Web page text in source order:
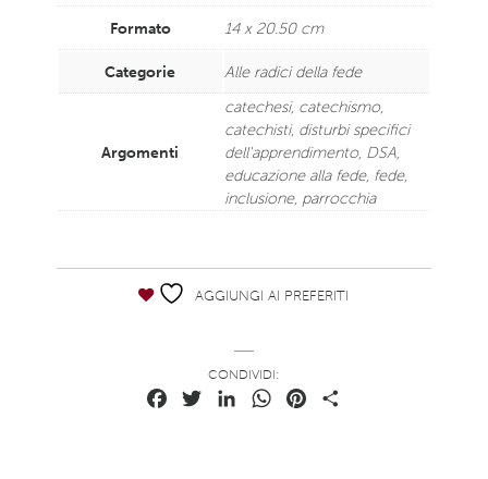
Formato 14 x 20.50 cm
Categorie Alle radici della fede
Argomenti
catechesi, catechismo,
catechisti, disturbi specifici
dell'apprendimento, DSA,
educazione alla fede, fede,
inclusione, parrocchia
AGGIUNGI AI PREFERITI
CONDIVIDI:
FacebookTwitterLinkedInWhatsAppPinterest